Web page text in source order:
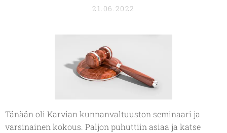
21.06.2022
Tänään oli Karvian kunnanvaltuuston seminaari ja
varsinainen kokous. Paljon puhuttiin asiaa ja katse